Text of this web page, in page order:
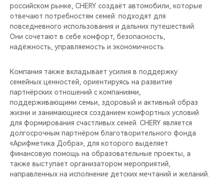
российском рынке, CHERY создаёт автомобили, которые
отвечают потребностям семей: подходят для
повседневного использования и дальних путешествий.
Они сочетают в себе комфорт, безопасность,
надёжность, управляемость и экономичность.
Компания также вкладывает усилия в поддержку
семейных ценностей, ориентируясь на развитие
партнёрских отношений с компаниями,
поддерживающими семьи, здоровый и активный образ
жизни и занимающиеся созданием комфортных условий
для формирования счастливых семей. CHERY является
долгосрочным партнёром благотворительного фонда
«Арифметика Добра», для которого выделяет
финансовую помощь на образовательные проекты, а
также выступает организатором мероприятий,
направленных на исполнение детских мечтаний и желаний.